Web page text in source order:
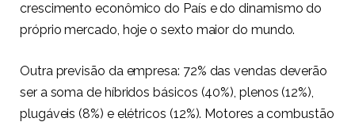
crescimento econômico do País e do dinamismo do
próprio mercado, hoje o sexto maior do mundo.
Outra previsão da empresa: 72% das vendas deverão
ser a soma de híbridos básicos (40%), plenos (12%),
plugáveis (8%) e elétricos (12%). Motores a combustão